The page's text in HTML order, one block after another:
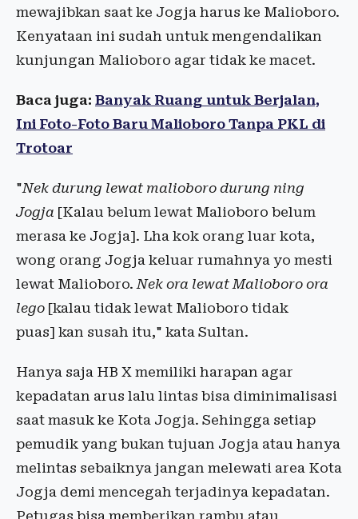
mewajibkan saat ke Jogja harus ke Malioboro.
Kenyataan ini sudah untuk mengendalikan
kunjungan Malioboro agar tidak ke macet.
Baca juga: Banyak Ruang untuk Berjalan,
Ini Foto-Foto Baru Malioboro Tanpa PKL di
Trotoar
"Nek durung lewat malioboro durung ning
Jogja [Kalau belum lewat Malioboro belum
merasa ke Jogja]. Lha kok orang luar kota,
wong orang Jogja keluar rumahnya yo mesti
lewat Malioboro.Nek ora lewat Malioboro ora
lego [kalau tidak lewat Malioboro tidak
puas] kan susah itu," kata Sultan.
Hanya saja HB X memiliki harapan agar
kepadatan arus lalu lintas bisa diminimalisasi
saat masuk ke Kota Jogja. Sehingga setiap
pemudik yang bukan tujuan Jogja atau hanya
melintas sebaiknya jangan melewati area Kota
Jogja demi mencegah terjadinya kepadatan.
Petugas bisa memberikan rambu atau